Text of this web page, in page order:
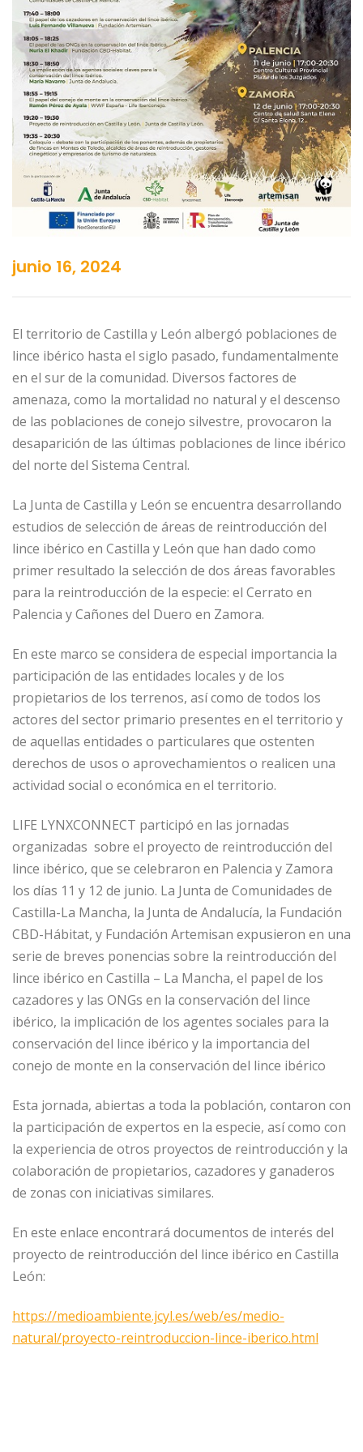
junio 16, 2024
El territorio de Castilla y León albergó poblaciones de
lince ibérico hasta el siglo pasado, fundamentalmente
en el sur de la comunidad. Diversos factores de
amenaza, como la mortalidad no natural y el descenso
de las poblaciones de conejo silvestre, provocaron la
desaparición de las últimas poblaciones de lince ibérico
del norte del Sistema Central.
La Junta de Castilla y León se encuentra desarrollando
estudios de selección de áreas de reintroducción del
lince ibérico en Castilla y León que han dado como
primer resultado la selección de dos áreas favorables
para la reintroducción de la especie: el Cerrato en
Palencia y Cañones del Duero en Zamora.
En este marco se considera de especial importancia la
participación de las entidades locales y de los
propietarios de los terrenos, así como de todos los
actores del sector primario presentes en el territorio y
de aquellas entidades o particulares que ostenten
derechos de usos o aprovechamientos o realicen una
actividad social o económica en el territorio.
LIFE LYNXCONNECT participó en las jornadas
organizadas sobre el proyecto de reintroducción del
lince ibérico, que se celebraron en Palencia y Zamora
los días 11 y 12 de junio. La Junta de Comunidades de
Castilla-La Mancha, la Junta de Andalucía, la Fundación
CBD-Hábitat, y Fundación Artemisan expusieron en una
serie de breves ponencias sobre la reintroducción del
lince ibérico en Castilla – La Mancha, el papel de los
cazadores y las ONGs en la conservación del lince
ibérico, la implicación de los agentes sociales para la
conservación del lince ibérico y la importancia del
conejo de monte en la conservación del lince ibérico
Esta jornada, abiertas a toda la población, contaron con
la participación de expertos en la especie, así como con
la experiencia de otros proyectos de reintroducción y la
colaboración de propietarios, cazadores y ganaderos
de zonas con iniciativas similares.
En este enlace encontrará documentos de interés del
proyecto de reintroducción del lince ibérico en Castilla
León:
https://medioambiente.jcyl.es/web/es/medio-
natural/proyecto-reintroduccion-lince-iberico.html